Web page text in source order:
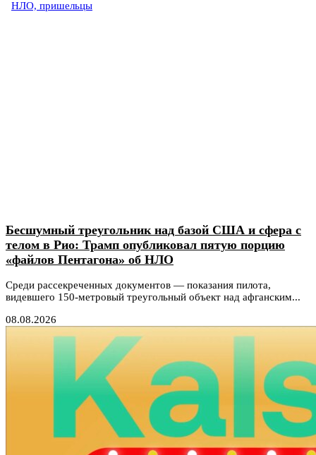
НЛО, пришельцы
Бесшумный треугольник над базой США и сфера с
телом в Рио: Трамп опубликовал пятую порцию
«файлов Пентагона» об НЛО
Среди рассекреченных документов — показания пилота,
видевшего 150-метровый треугольный объект над афганским...
08.08.2026